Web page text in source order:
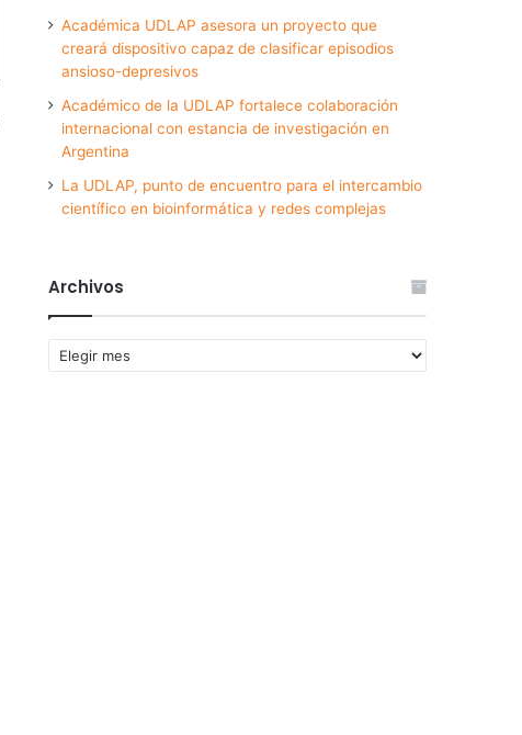
Académica UDLAP asesora un proyecto que
creará dispositivo capaz de clasificar episodios
ansioso-depresivos
Académico de la UDLAP fortalece colaboración
internacional con estancia de investigación en
Argentina
La UDLAP, punto de encuentro para el intercambio
científico en bioinformática y redes complejas
Archivos
Archivos